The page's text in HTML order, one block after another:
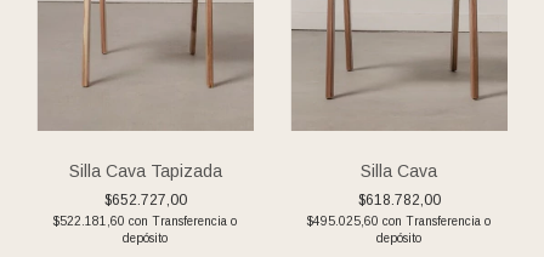
Silla Cava Tapizada
$652.727,00
$522.181,60 con Transferencia o
depósito
Silla Cava
$618.782,00
$495.025,60 con Transferencia o
depósito